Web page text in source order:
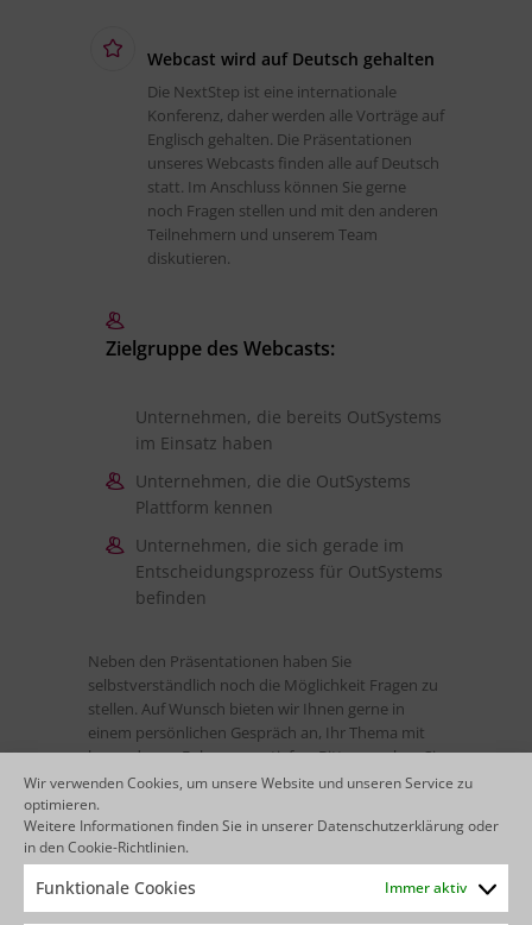
Wir verwenden Cookies, um unsere Website und unseren Service zu
optimieren.
Weitere Informationen finden Sie in unserer Datenschutzerklärungoder
in denCookie-Richtlinien.
Funktionale Cookies Immer aktiv
Webcast wird auf Deutsch gehalten
Die NextStep ist eine internationale
Konferenz, daher werden alle Vorträge auf
Englisch gehalten. Die Präsentationen
unseres Webcasts finden alle auf Deutsch
statt. Im Anschluss können Sie gerne
noch Fragen stellen und mit den anderen
Teilnehmern und unserem Team
diskutieren.
Zielgruppe des Webcasts:
Unternehmen, die bereits OutSystems
im Einsatz haben
Unternehmen, die die OutSystems
Plattform kennen
Unternehmen, die sich gerade im
Entscheidungsprozess für OutSystems
befinden
Neben den Präsentationen haben Sie
selbstverständlich noch die Möglichkeit Fragen zu
stellen. Auf Wunsch bieten wir Ihnen gerne in
einem persönlichen Gespräch an, Ihr Thema mit
besonderem Fokus zu vertiefen. Bitte sprechen Sie
uns hierzu einfach direkt an.
Um sich für unseren Webcast anzumelden, füllen
Sie bitte einfach untenstehendes Formular aus. Sie
bekommen kein Formular angezeigt? Dann
schicken Sie uns bitte einfach eine E-Mail an
marketing@agentbase.deund wir schicken Ihnen